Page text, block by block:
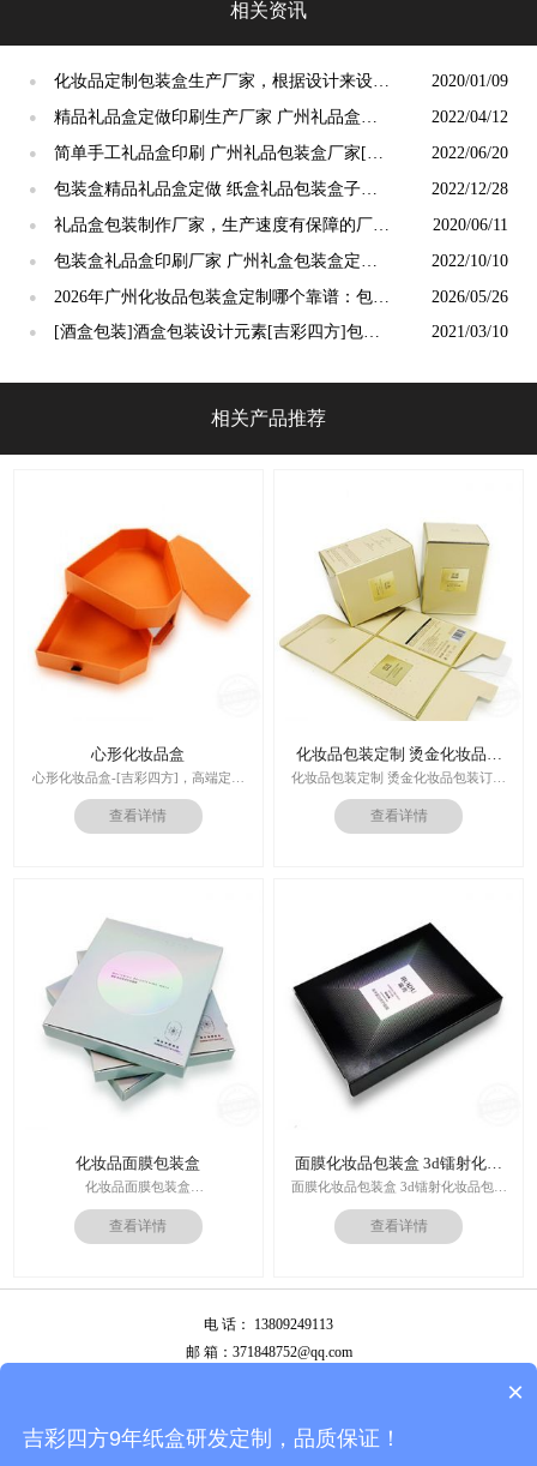
相关资讯
●
化妆品定制包装盒生产厂家，根据设计来设定
材质[吉彩四方]
2020/01/09
●
精品礼品盒定做印刷生产厂家 广州礼品盒包
装定制[吉彩四方]
2022/04/12
●
简单手工礼品盒印刷 广州礼品包装盒厂家[吉
彩四方]
2022/06/20
●
包装盒精品礼品盒定做 纸盒礼品包装盒子定
制[吉彩四方]
2022/12/28
●
礼品盒包装制作厂家，生产速度有保障的厂家
就是[吉彩四方]
2020/06/11
●
包装盒礼品盒印刷厂家 广州礼盒包装盒定制
[吉彩四方]
2022/10/10
●
2026年广州化妆品包装盒定制哪个靠谱：包装
定制厂商选型核心标准与头部厂商推荐
2026/05/26
●
[酒盒包装]酒盒包装设计元素[吉彩四方]包装
2021/03/10
相关产品推荐
心形化妆品盒
心形化妆品盒-[吉彩四方]，高端定制
走心的礼品包装盒
多对1服务,德国SGD技术,3.0创意视觉
设计,实体工厂,德国海德堡7色UV印刷
查看详情
化妆品包装定制 烫金化妆品包
装订做
化妆品包装定制 烫金化妆品包装订做
厂家
印刷技术：专色印刷/四色印刷
周期：签订合同确认样板后7-15个工
作日
运输：全球发货，售后无忧
查看详情
化妆品面膜包装盒
化妆品面膜包装盒
材料：金银卡纸，特种纸
工艺：uv，击凸，烫金
价格：根据材质及工艺、数量报价
作日
查看详情
面膜化妆品包装盒 3d镭射化妆
品包装盒
面膜化妆品包装盒 3d镭射化妆品包装
盒
印刷技术：专色印刷/四色印刷
后工工艺：烫金/UV/凹凸/浮雕
周期：签订合同确认样板后7-15个工
查看详情
电 话： 13809249113
邮 箱：371848752@qq.com
×
吉彩四方9年纸盒研发定制，品质保证！